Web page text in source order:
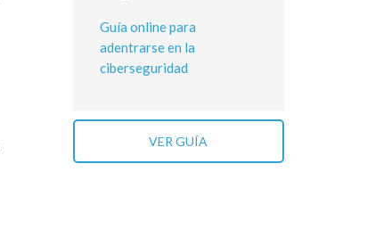
Guía online para
adentrarse en la
ciberseguridad
VER GUÍA